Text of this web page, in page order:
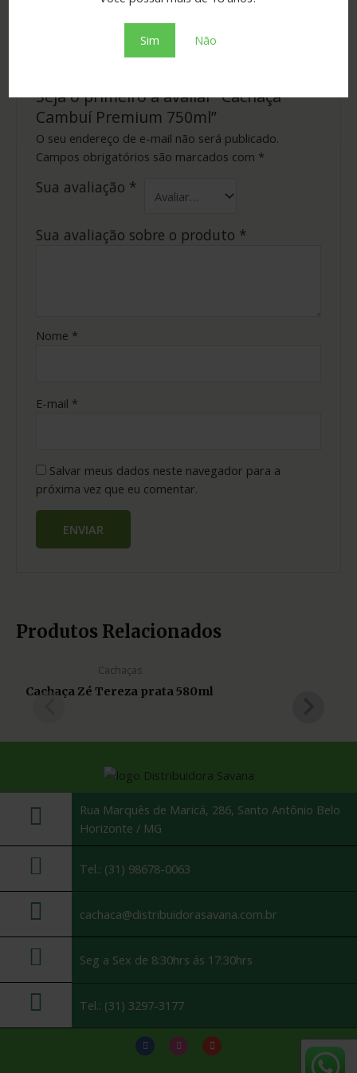
Sim Não
Não há avaliações ainda.
Seja o primeiro a avaliar “Cachaça
Cambuí Premium 750ml”
O seu endereço de e-mail não será publicado.
Campos obrigatórios são marcados com *
Sua avaliação *
Sua avaliação sobre o produto *
Nome *
E-mail *
Salvar meus dados neste navegador para a
próxima vez que eu comentar.
Produtos Relacionados
Cachaças
Cachaça Zé Tereza prata 580ml
Rua Marquês de Maricá, 286, Santo Antônio Belo
Horizonte / MG
Tel.: (31) 98678-0063
cachaca@distribuidorasavana.com.br
Seg a Sex de 8:30hrs ás 17:30hrs
Tel.: (31) 3297-3177